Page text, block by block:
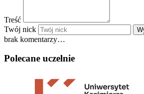
Treść
Twój nick
brak komentarzy…
Polecane uczelnie